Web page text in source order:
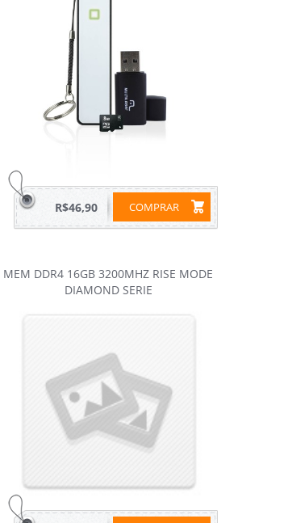
COMPRAR
R$46,90
MEM DDR4 16GB 3200MHZ RISE MODE
DIAMOND SERIE